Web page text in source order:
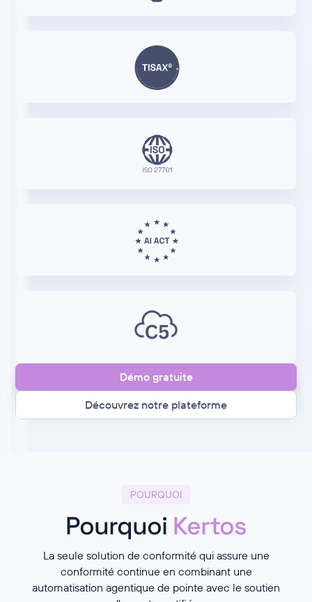
Démo gratuite
Découvrez notre plateforme
POURQUOI
Pourquoi Kertos
La seule solution de conformité qui assure une
conformité continue en combinant une
automatisation agentique de pointe avec le soutien